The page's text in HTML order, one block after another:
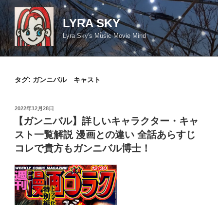
コ
ン
テ
ン
ツ
LYRA SKY
Lyra Sky's Music Movie Mind
タグ: ガンニバル キャスト
投
日:
2022年12月28日
【ガンニバル】詳しいキャラクター・キャ
スト一覧解説 漫画との違い 全話あらすじ
コレで貴方もガンニバル博士！